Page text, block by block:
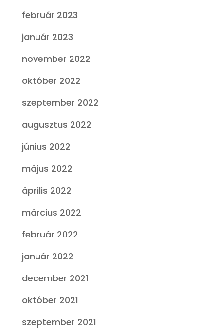
február 2023
január 2023
november 2022
október 2022
szeptember 2022
augusztus 2022
június 2022
május 2022
április 2022
március 2022
február 2022
január 2022
december 2021
október 2021
szeptember 2021